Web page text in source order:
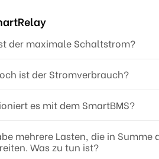
der maximale Schaltstrom?
ist der Stromverbrauch?
es mit dem SmartBMS?
mehrere Lasten, die in Summe
Was zu tun ist?